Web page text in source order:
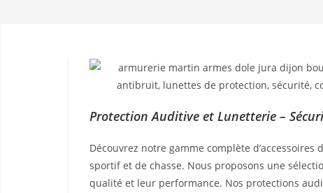
Protection Auditive et Lunetterie –
Découvrez notre gamme complète
sportif et de chasse. Nous proposons une
qualité et leur performance. Nos protections